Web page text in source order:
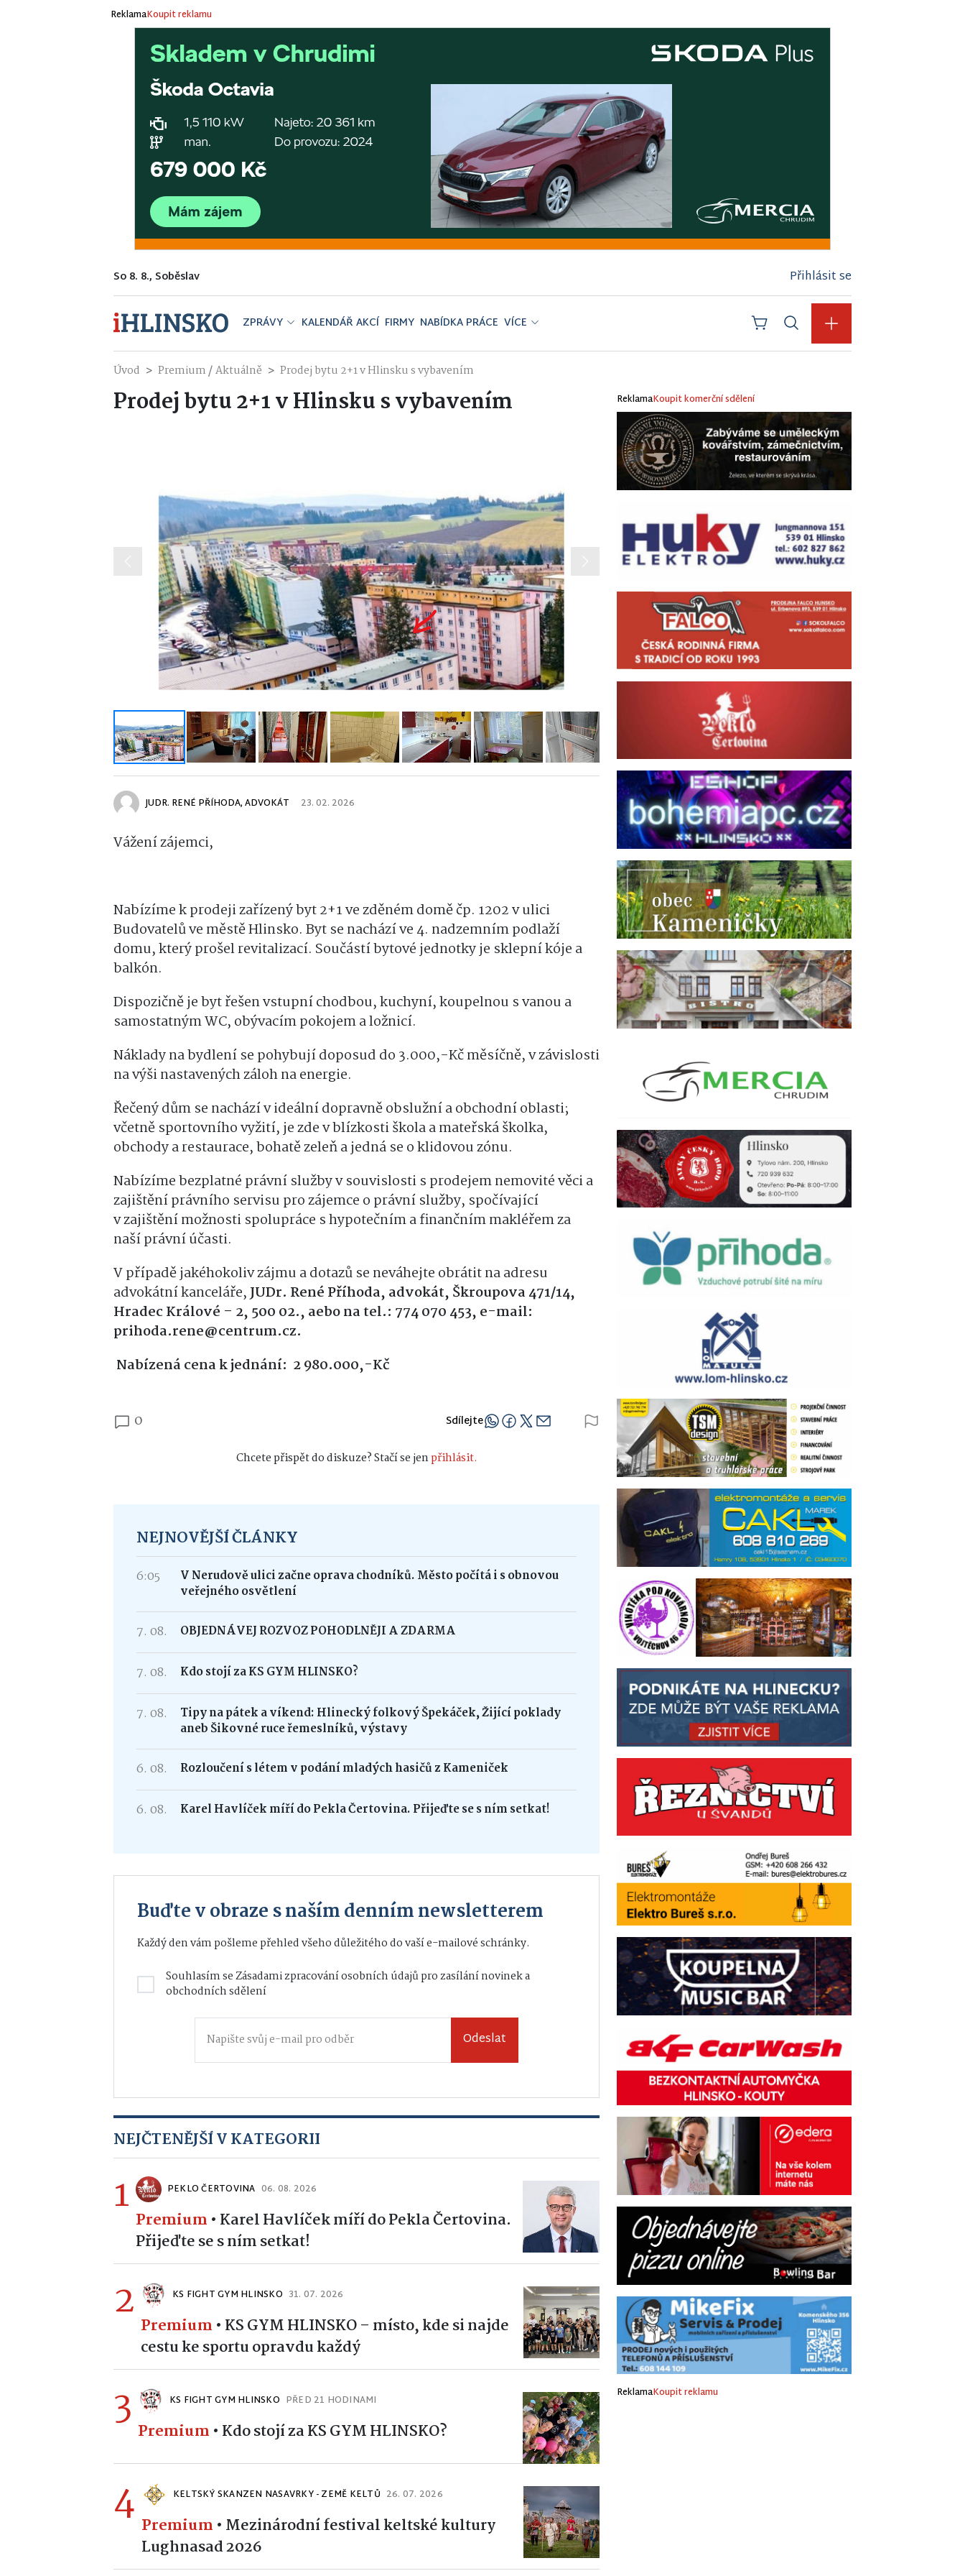
ReklamaKoupit reklamu
So 8. 8., Soběslav Přihlásit se
ZPRÁVY KALENDÁŘ AKCÍ FIRMY NABÍDKA PRÁCE VÍCE
Úvod Premium/Aktuálně Prodej bytu 2+1 v Hlinsku s vybavením
Prodej bytu 2+1 v Hlinsku s vybavením
Previous
JUDR. RENÉ PŘÍHODA, ADVOKÁT 23. 02. 2026
Vážení zájemci,
Nabízíme k prodeji zařízený byt 2+1 ve zděném domě čp. 1202 v ulici
Budovatelů ve městě Hlinsko. Byt se nachází ve 4. nadzemním podlaží
domu, který prošel revitalizací. Součástí bytové jednotky je sklepní kóje a
balkón.
Dispozičně je byt řešen vstupní chodbou, kuchyní, koupelnou s vanou a
samostatným WC, obývacím pokojem a ložnicí.
Náklady na bydlení se pohybují doposud do 3.000,-Kč měsíčně, v závislosti
na výši nastavených záloh na energie.
Řečený dům se nachází v ideální dopravně obslužní a obchodní oblasti;
včetně sportovního vyžití, je zde v blízkosti škola a mateřská školka,
obchody a restaurace, bohatě zeleň a jedná se o klidovou zónu.
Nabízíme bezplatné právní služby v souvislosti s prodejem nemovité věci a
zajištění právního servisu pro zájemce o právní služby, spočívající
v zajištění možnosti spolupráce s hypotečním a finančním makléřem za
naší právní účasti.
V případě jakéhokoliv zájmu a dotazů se neváhejte obrátit na adresu
advokátní kanceláře,JUDr. René Příhoda, advokát, Škroupova 471/14,
Hradec Králové – 2, 500 02., aebo na tel.: 774 070 453, e-mail:
prihoda.rene@centrum.cz.
Nabízená cena k jednání: 2 980.000,-Kč
0 Sdílejte
Chcete přispět do diskuze? Stačí se jenpřihlásit.
NEJNOVĚJŠÍ ČLÁNKY
6:05
V Nerudově ulici začne oprava chodníků. Město počítá i s obnovou
veřejného osvětlení
7. 08. OBJEDNÁVEJ ROZVOZ POHODLNĚJI A ZDARMA
7. 08. Kdo stojí za KS GYM HLINSKO?
7. 08.
Tipy na pátek a víkend: Hlinecký folkový Špekáček, Žijící poklady
aneb Šikovné ruce řemeslníků, výstavy
6. 08. Rozloučení s létem v podání mladých hasičů z Kameniček
6. 08. Karel Havlíček míří do Pekla Čertovina. Přijeďte se s ním setkat!
Buďte v obraze s naším denním newsletterem
Každý den vám pošleme přehled všeho důležitého do vaší e-mailové schránky.
Souhlasím seZásadami zpracování osobních údajůpro zasílání novinek a
obchodních sdělení
Odeslat
NEJČTENĚJŠÍ V KATEGORII
1 PEKLO ČERTOVINA 06. 08. 2026
Premium • Karel Havlíček míří do Pekla Čertovina.
Přijeďte se s ním setkat!
2 KS FIGHT GYM HLINSKO 31. 07. 2026
Premium • KS GYM HLINSKO – místo, kde si najde
cestu ke sportu opravdu každý
3 KS FIGHT GYM HLINSKO PŘED 21 HODINAMI
Premium • Kdo stojí za KS GYM HLINSKO?
4 KELTSKÝ SKANZEN NASAVRKY - ZEMĚ KELTŮ 26. 07. 2026
Premium • Mezinárodní festival keltské kultury
Lughnasad 2026
ReklamaKoupit komerční sdělení
ReklamaKoupit reklamu